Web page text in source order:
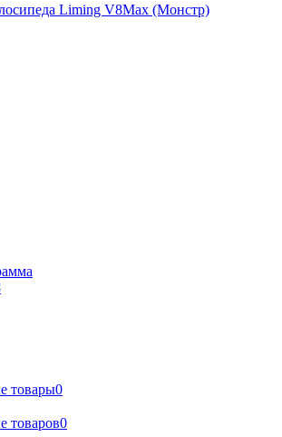
Liming V8Max (Монстр)
товары0
товаров0